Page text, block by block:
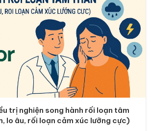
trị nghiện song hành rối loạn tâm
lo âu, rối loạn cảm xúc lưỡng cực)